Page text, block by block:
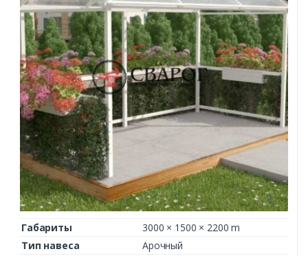
Габариты
3000 × 1500 × 2200 m
Тип навеса
Арочный